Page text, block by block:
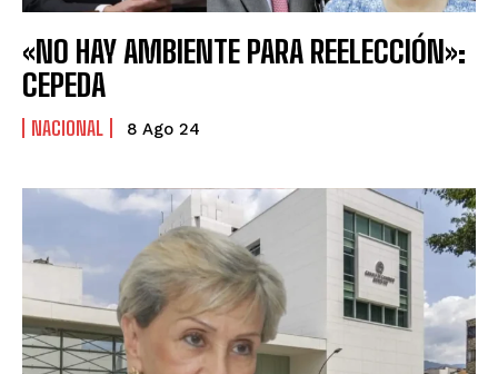
«NO HAY AMBIENTE PARA REELECCIÓN»:
CEPEDA
NACIONAL 8 Ago 24